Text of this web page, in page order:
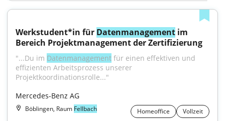
Werkstudent*in für Datenmanagement im
Bereich Projektmanagement der Zertifizierung
"...Du im Datenmanagement für einen effektiven und
effizienten Arbeitsprozess unserer
Projektkoordinationsrolle..."
Mercedes-Benz AG
Böblingen, Raum Fellbach Homeoffice Vollzeit